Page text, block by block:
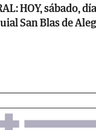
HOY, sábado,
San Blas de